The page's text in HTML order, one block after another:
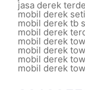
jasa derek
mobil derek
mobil derek tb
mobil derek
mobil derek
mobil derek
mobil derek
mobil derek